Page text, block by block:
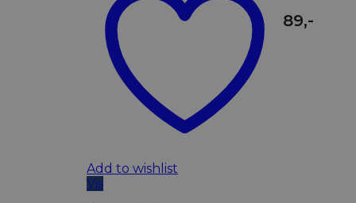
Add to wishlist
Vis
89,-